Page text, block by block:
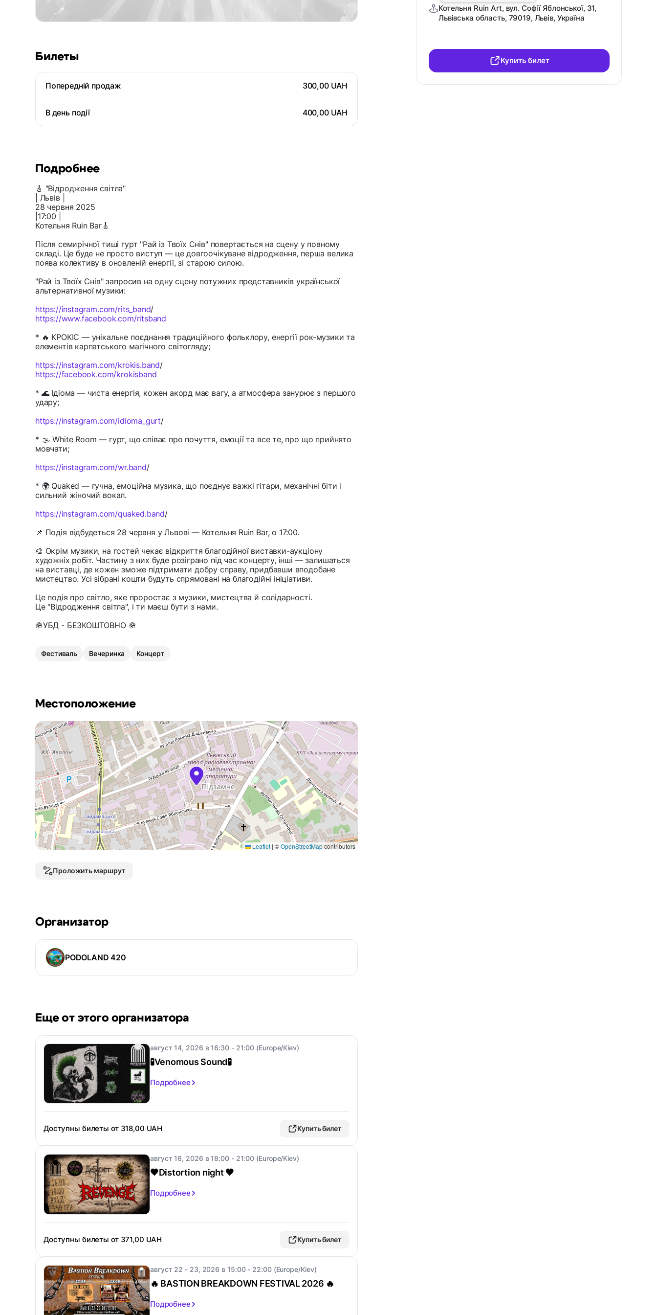
Билеты
Попередній продаж 300,00 UAH
В день події 400,00 UAH
Подробнее
🎸 "Відродження світла"
| Львів |
28 червня 2025
|17:00 |
Котельня Ruin Bar🎸
Після семирічної тиші гурт "Рай із Твоїх Снів" повертається на сцену у повному
складі. Це буде не просто виступ — це довгоочікуване відродження, перша велика
поява колективу в оновленій енергії, зі старою силою.
"Рай із Твоїх Снів" запросив на одну сцену потужних представників української
альтернативної музики:
https://instagram.com/rits_band/
https://www.facebook.com/ritsband
* 🔥 КРОКІС — унікальне поєднання традиційного фольклору, енергії рок-музики та
елементів карпатського магічного світогляду;
https://instagram.com/krokis.band/
https://facebook.com/krokisband
* 🌊 Ідіома — чиста енергія, кожен акорд має вагу, а атмосфера занурює з першого
удару;
https://instagram.com/idioma_gurt/
* 🌫 White Room — гурт, що співає про почуття, емоції та все те, про що прийнято
мовчати;
https://instagram.com/wr.band/
* 🌍 Quaked — гучна, емоційна музика, що поєднує важкі гітари, механічні біти і
сильний жіночий вокал.
https://instagram.com/quaked.band/
📌 Подія відбудеться 28 червня у Львові — Котельня Ruin Bar, о 17:00.
🎨 Окрім музики, на гостей чекає відкриття благодійної виставки-аукціону
художніх робіт. Частину з них буде розіграно під час концерту, інші — залишаться
на виставці, де кожен зможе підтримати добру справу, придбавши вподобане
мистецтво. Усі зібрані кошти будуть спрямовані на благодійні ініціативи.
Це подія про світло, яке проростає з музики, мистецтва й солідарності.
Це "Відродження світла", і ти маєш бути з нами.
🪖УБД - БЕЗКОШТОВНО 🪖
Фестиваль Вечеринка Концерт
Местоположение
Leaflet | ©OpenStreetMapcontributors
Проложить маршрут
Организатор
PODOLAND 420
Еще от этого организатора
август 14, 2026 в 16:30 - 21:00 (Europe/Kiev)
🧪Venomous Sound🧪
Подробнее
Доступны билеты от 318,00 UAH Купить билет
август 16, 2026 в 18:00 - 21:00 (Europe/Kiev)
🖤Distortion night 🖤
Подробнее
Доступны билеты от 371,00 UAH Купить билет
август 22 - 23, 2026 в 15:00 - 22:00 (Europe/Kiev)
🔥 BASTION BREAKDOWN FESTIVAL 2026 🔥
Подробнее
Котельня Ruіn Art, вул. Софії Яблонської, 31,
Львівська область, 79019, Львів, Україна
Купить билет